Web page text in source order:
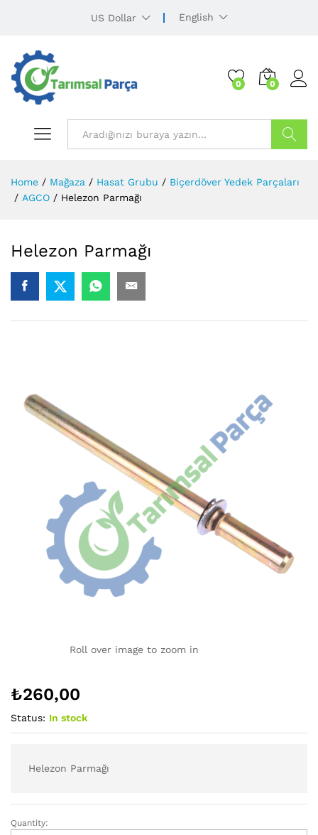
US Dollar English
0 0
Home / Mağaza / Hasat Grubu / Biçerdöver Yedek Parçaları
/ AGCO / Helezon Parmağı
Helezon Parmağı
Roll over image to zoom in
₺260,00
Status: In stock
Helezon Parmağı
Helezon
Quantity: